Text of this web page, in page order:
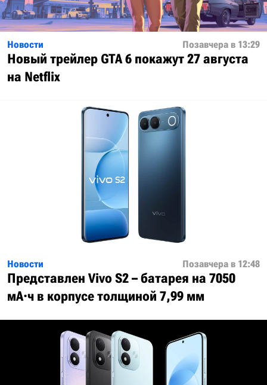
Новости Позавчера в 13:29
Новый трейлер GTA 6 покажут 27 августа
на Netflix
Новости Позавчера в 12:48
Представлен Vivo S2 – батарея на 7050
мА·ч в корпусе толщиной 7,99 мм